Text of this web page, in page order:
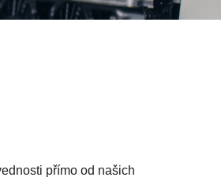
přímo od našich